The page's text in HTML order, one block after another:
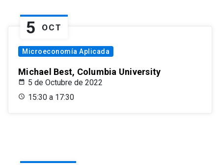
5 OCT
Microeconomía Aplicada
Michael Best, Columbia University
5 de Octubre de 2022
15:30 a 17:30